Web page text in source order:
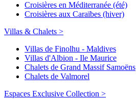
Croisières en Méditerranée (été)
Croisières aux Caraïbes (hiver)
Villas & Chalets >
Villas de Finolhu - Maldives
Villas d'Albion - Ile Maurice
Chalets de Grand Massif Samoëns
Chalets de Valmorel
Espaces Exclusive Collection >